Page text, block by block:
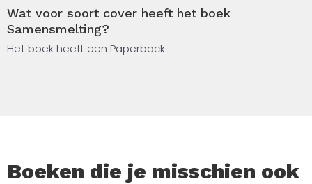
Wat voor soort cover heeft het boek
Samensmelting?
Het boek heeft een Paperback
Boeken die je misschien ook